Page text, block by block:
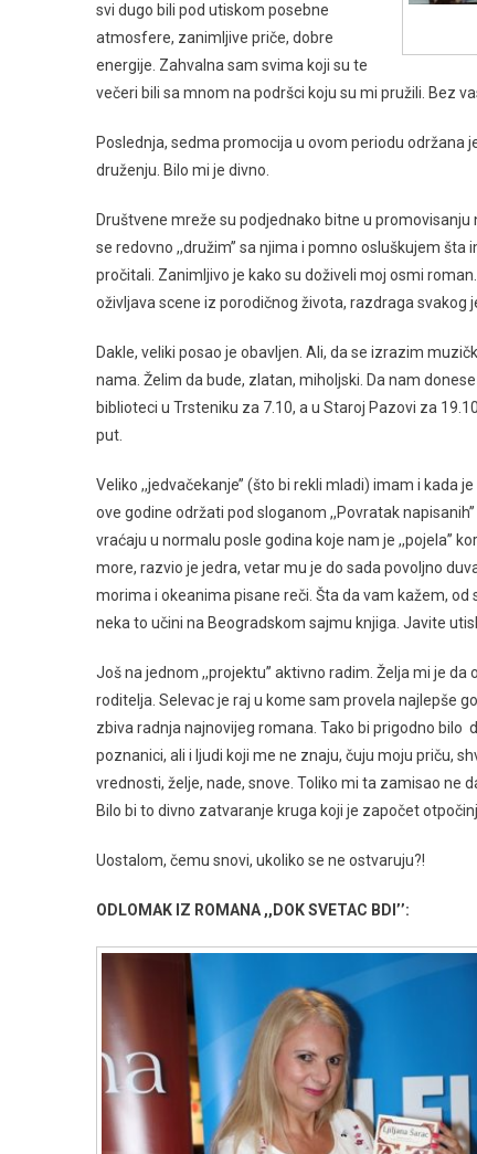
svi dugo bili pod utiskom posebne
atmosfere, zanimljive priče, dobre
energije. Zahvalna sam svima koji su te
večeri bili sa mnom na podršci koju su mi pružili. Bez
Poslednja, sedma promocija u ovom periodu održana
druženju. Bilo mi je divno.
Društvene mreže su podjednako bitne u
se redovno ,,družim’’ sa njima i pomno osluškujem
pročitali. Zanimljivo je kako su doživeli moj osmi
oživljava scene iz porodičnog života, razdraga svakog
Dakle, veliki posao je obavljen. Ali, da se izrazim
nama. Želim da bude, zlatan, miholjski. Da nam
biblioteci u Trsteniku za 7.10, a u Staroj Pazovi za
put.
Veliko ,,jedvačekanje’’ (što bi rekli mladi) imam i kada
ove godine održati pod sloganom ,,Povratak
vraćaju u normalu posle godina koje nam je ,,pojela’’
more, razvio je jedra, vetar mu je do sada povoljno
morima i okeanima pisane reči. Šta da vam kažem,
neka to učini na Beogradskom sajmu knjiga. Javite
Još na jednom ,,projektu’’ aktivno radim. Želja mi je
roditelja. Selevac je raj u kome sam provela najlepše
zbiva radnja najnovijeg romana. Tako bi prigodno bilo
poznanici, ali i ljudi koji me ne znaju, čuju moju priču,
vrednosti, želje, nade, snove. Toliko mi ta zamisao ne
Bilo bi to divno zatvaranje kruga koji je započet
Uostalom, čemu snovi, ukoliko se ne ostvaruju?!
ODLOMAK IZ ROMANA ,,DOK SVETAC BDI’’: